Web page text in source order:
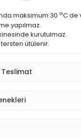
maksimum 30 oC de
yapılmaz.
kurutulmaz.
tersten ütülenir.